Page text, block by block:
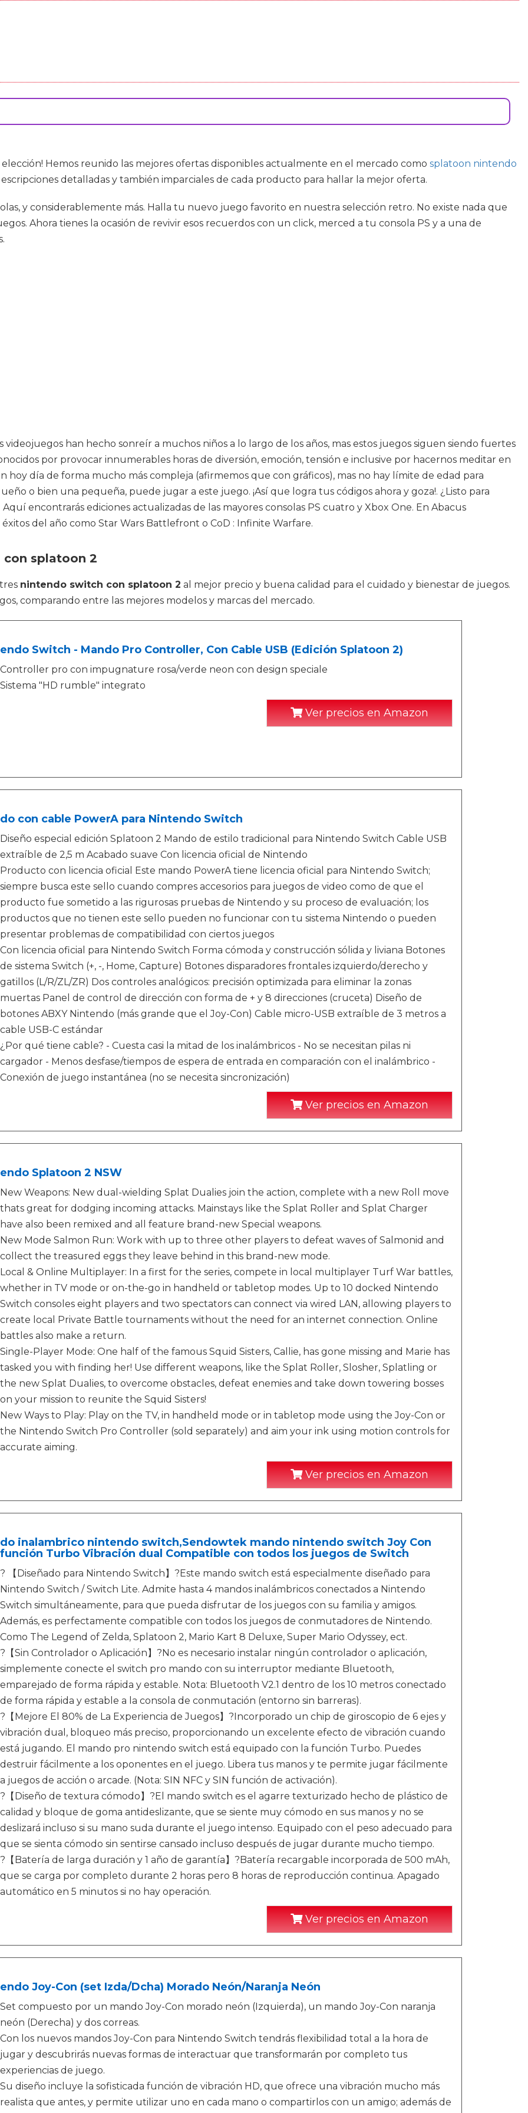
elección! Hemos reunido las mejores ofertas disponibles actualmente en el mercado como splatoon nintendo
detalladas y también imparciales de cada producto para hallar la mejor oferta.
y considerablemente más. Halla tu nuevo juego favorito en nuestra selección retro. No existe nada que
Ahora tienes la ocasión de revivir esos recuerdos con un click, merced a tu consola PS y a una de
han hecho sonreír a muchos niños a lo largo de los años, mas estos juegos siguen siendo fuertes
por provocar innumerables horas de diversión, emoción, tensión e inclusive por hacernos meditar en
hoy día de forma mucho más compleja (afirmemos que con gráficos), mas no hay límite de edad para
o bien una pequeña, puede jugar a este juego. ¡Así que logra tus códigos ahora y goza!. ¿Listo para
encontrarás ediciones actualizadas de las mayores consolas PS cuatro y Xbox One. En Abacus
del año como Star Wars Battlefront o CoD : Infinite Warfare.
splatoon 2
nintendo switch con splatoon 2 al mejor precio y buena calidad para el cuidado y bienestar de juegos.
comparando entre las mejores modelos y marcas del mercado.
Switch - Mando Pro Controller, Con Cable USB (Edición Splatoon 2)
Controller pro con impugnature rosa/verde neon con design speciale
Sistema "HD rumble" integrato
Ver precios en Amazon
con cable PowerA para Nintendo Switch
Diseño especial edición Splatoon 2 Mando de estilo tradicional para Nintendo Switch Cable USB
extraíble de 2,5 m Acabado suave Con licencia oficial de Nintendo
Producto con licencia oficial Este mando PowerA tiene licencia oficial para Nintendo Switch;
siempre busca este sello cuando compres accesorios para juegos de video como de que el
producto fue sometido a las rigurosas pruebas de Nintendo y su proceso de evaluación; los
productos que no tienen este sello pueden no funcionar con tu sistema Nintendo o pueden
presentar problemas de compatibilidad con ciertos juegos
Con licencia oficial para Nintendo Switch Forma cómoda y construcción sólida y liviana Botones
de sistema Switch (+, -, Home, Capture) Botones disparadores frontales izquierdo/derecho y
gatillos (L/R/ZL/ZR) Dos controles analógicos: precisión optimizada para eliminar la zonas
muertas Panel de control de dirección con forma de + y 8 direcciones (cruceta) Diseño de
botones ABXY Nintendo (más grande que el Joy-Con) Cable micro-USB extraíble de 3 metros a
cable USB-C estándar
¿Por qué tiene cable? - Cuesta casi la mitad de los inalámbricos - No se necesitan pilas ni
cargador - Menos desfase/tiempos de espera de entrada en comparación con el inalámbrico -
Conexión de juego instantánea (no se necesita sincronización)
Ver precios en Amazon
Splatoon 2 NSW
New Weapons: New dual-wielding Splat Dualies join the action, complete with a new Roll move
thats great for dodging incoming attacks. Mainstays like the Splat Roller and Splat Charger
have also been remixed and all feature brand-new Special weapons.
New Mode Salmon Run: Work with up to three other players to defeat waves of Salmonid and
collect the treasured eggs they leave behind in this brand-new mode.
Local & Online Multiplayer: In a first for the series, compete in local multiplayer Turf War battles,
whether in TV mode or on-the-go in handheld or tabletop modes. Up to 10 docked Nintendo
Switch consoles eight players and two spectators can connect via wired LAN, allowing players to
create local Private Battle tournaments without the need for an internet connection. Online
battles also make a return.
Single-Player Mode: One half of the famous Squid Sisters, Callie, has gone missing and Marie has
tasked you with finding her! Use different weapons, like the Splat Roller, Slosher, Splatling or
the new Splat Dualies, to overcome obstacles, defeat enemies and take down towering bosses
on your mission to reunite the Squid Sisters!
New Ways to Play: Play on the TV, in handheld mode or in tabletop mode using the Joy-Con or
the Nintendo Switch Pro Controller (sold separately) and aim your ink using motion controls for
accurate aiming.
Ver precios en Amazon
inalambrico nintendo switch,Sendowtek mando nintendo switch Joy Con
Turbo Vibración dual Compatible con todos los juegos de Switch
? 【Diseñado para Nintendo Switch】?Este mando switch está especialmente diseñado para
Nintendo Switch / Switch Lite. Admite hasta 4 mandos inalámbricos conectados a Nintendo
Switch simultáneamente, para que pueda disfrutar de los juegos con su familia y amigos.
Además, es perfectamente compatible con todos los juegos de conmutadores de Nintendo.
Como The Legend of Zelda, Splatoon 2, Mario Kart 8 Deluxe, Super Mario Odyssey, ect.
?【Sin Controlador o Aplicación】?No es necesario instalar ningún controlador o aplicación,
simplemente conecte el switch pro mando con su interruptor mediante Bluetooth,
emparejado de forma rápida y estable. Nota: Bluetooth V2.1 dentro de los 10 metros conectado
de forma rápida y estable a la consola de conmutación (entorno sin barreras).
?【Mejore El 80% de La Experiencia de Juegos】?Incorporado un chip de giroscopio de 6 ejes y
vibración dual, bloqueo más preciso, proporcionando un excelente efecto de vibración cuando
está jugando. El mando pro nintendo switch está equipado con la función Turbo. Puedes
destruir fácilmente a los oponentes en el juego. Libera tus manos y te permite jugar fácilmente
a juegos de acción o arcade. (Nota: SIN NFC y SIN función de activación).
?【Diseño de textura cómodo】?El mando switch es el agarre texturizado hecho de plástico de
calidad y bloque de goma antideslizante, que se siente muy cómodo en sus manos y no se
deslizará incluso si su mano suda durante el juego intenso. Equipado con el peso adecuado para
que se sienta cómodo sin sentirse cansado incluso después de jugar durante mucho tiempo.
?【Batería de larga duración y 1 año de garantía】?Batería recargable incorporada de 500 mAh,
que se carga por completo durante 2 horas pero 8 horas de reproducción continua. Apagado
automático en 5 minutos si no hay operación.
Ver precios en Amazon
Joy-Con (set Izda/Dcha) Morado Neón/Naranja Neón
Set compuesto por un mando Joy-Con morado neón (Izquierda), un mando Joy-Con naranja
neón (Derecha) y dos correas.
Con los nuevos mandos Joy-Con para Nintendo Switch tendrás flexibilidad total a la hora de
jugar y descubrirás nuevas formas de interactuar que transformarán por completo tus
experiencias de juego.
Su diseño incluye la sofisticada función de vibración HD, que ofrece una vibración mucho más
realista que antes, y permite utilizar uno en cada mano o compartirlos con un amigo; además de